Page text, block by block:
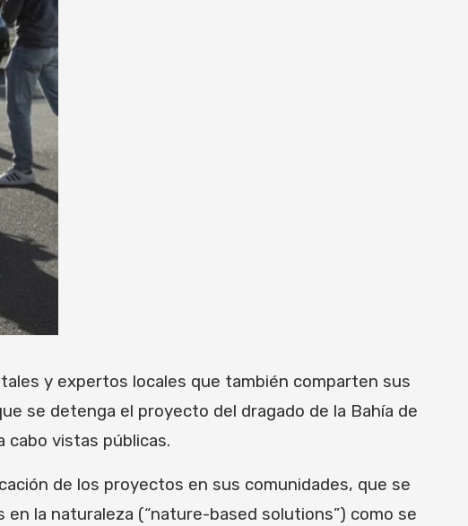
y expertos locales que también comparten sus
se detenga el proyecto del dragado de la Bahía de
cabo vistas públicas.
de los proyectos en sus comunidades, que se
la naturaleza (“nature-based solutions”) como se